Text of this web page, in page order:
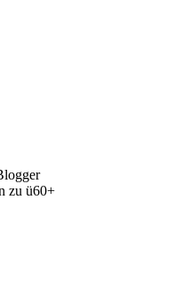
zu ü60+